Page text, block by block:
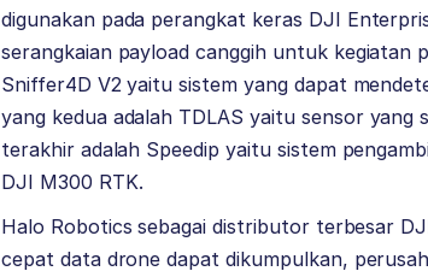
digunakan pada perangkat keras DJI
serangkaian payload canggih untuk kegiatan
Sniffer4D V2 yaitu sistem yang dapat
yang kedua adalah TDLAS yaitu sensor yang
terakhir adalah Speedip yaitu sistem
DJI M300 RTK.
Halo Robotics sebagai distributor terbesar
cepat data drone dapat dikumpulkan,